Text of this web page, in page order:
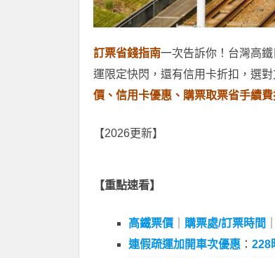
訂票省錢指南一次告訴你！台灣高
運限定快閃，還有信用卡折扣，選
價、信用卡優惠、購票取票省手續
【2026更新】
【重點速看】
高鐵票價 購票處/訂票時間
連假疏運加開車次優惠 ： 228